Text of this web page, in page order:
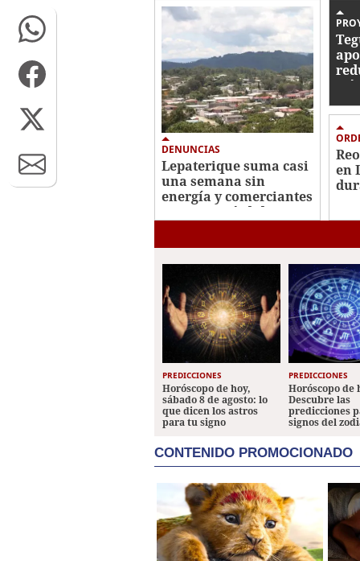
0%
DENUNCIAS
Lepaterique suma casi
una semana sin
energía y comerciantes
reportan pérdidas
en
PREDICCIONES
Horóscopo de hoy,
sábado 8 de agosto: lo
que dicen los astros
para tu signo
PREDICCIONES
Horóscopo de
Descubre las
predicciones
signos del
CONTENIDO PROMOCIONADO